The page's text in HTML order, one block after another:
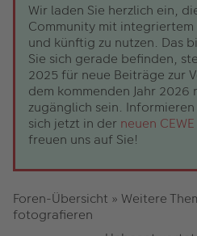
Wir laden Sie herzlich ein,
Community mit integriertem
und künftig zu nutzen. Das
Sie sich gerade befinden,
2025 für neue Beiträge zur
dem kommenden Jahr 2026
zugänglich sein.
sich jetzt in der neuen
freuen uns auf Sie!
Foren-Übersicht » Weitere
fotografieren